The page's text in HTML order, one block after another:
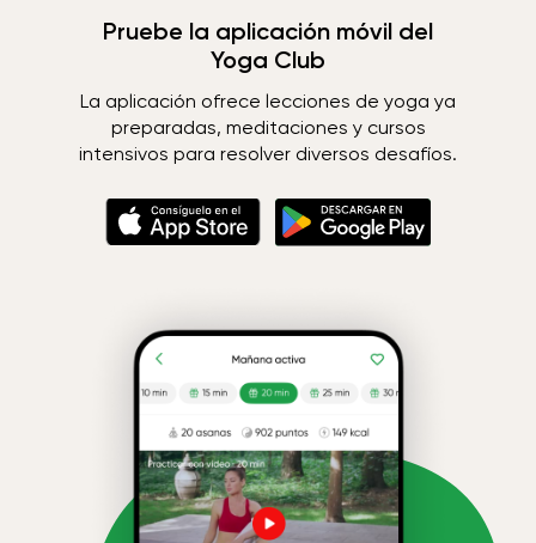
Pruebe la aplicación móvil del
Yoga Club
La aplicación ofrece lecciones de yoga ya
preparadas, meditaciones y cursos
intensivos para resolver diversos desafíos.